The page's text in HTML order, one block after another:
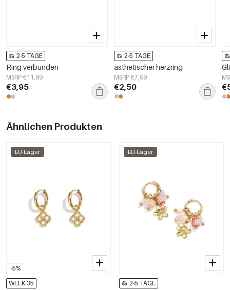
2-5 TAGE
Ring verbunden
MSRP €11,99
€3,95
2-5 TAGE
ästhetischer herzring
MSRP €7,99
€2,50
Ähnlichen Produkten
-5%
EU-Lager
WEEK 35
EU-Lager
2-5 TAGE